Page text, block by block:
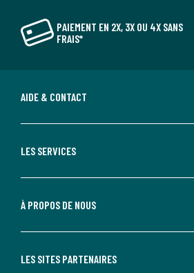
PAIEMENT EN 2X, 3X OU 4X SANS
FRAIS*
AIDE & CONTACT
LES SERVICES
À PROPOS DE NOUS
LES SITES PARTENAIRES